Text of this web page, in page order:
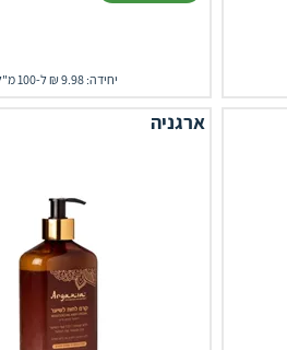
יחידה: 9.98 ₪ ל-100 מ"ל
ארגניה